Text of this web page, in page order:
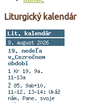
Liturgický kalendár